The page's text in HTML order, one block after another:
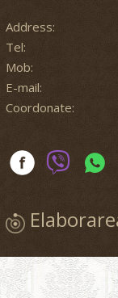
Address:
Tel:
Mob:
E-mail:
Coordonate: